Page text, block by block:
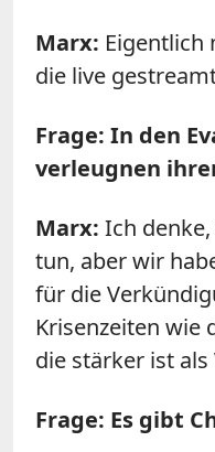
Marx: Eigentlich
die live
Frage: In den
verleugnen
Marx: Ich
tun, aber wir
für die
Krisenzeiten wie
die stärker ist
Frage: Es gibt